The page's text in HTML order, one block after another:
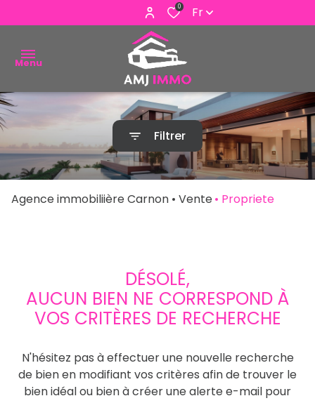
0 Fr
Menu
ACHETER
VENDRE
ESTIMER
CONTACTER
Filtrer
Agence immobiliière Carnon Vente Propriete
DÉSOLÉ,
AUCUN BIEN NE CORRESPOND À
VOS CRITÈRES DE RECHERCHE
N'hésitez pas à effectuer une nouvelle recherche
de bien en modifiant vos critères afin de trouver le
bien idéal ou bien à créer une alerte e-mail pour